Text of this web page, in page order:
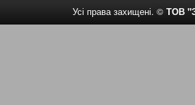
Усі права захищені. © ТОВ